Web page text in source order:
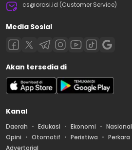
cs@orasi.id (Customer Service)
Media Sosial
Akan tersedia di
Kanal
Daerah Edukasi Ekonomi Nasional
Opini
Otomotif Peristiwa Perkara
Advertorial